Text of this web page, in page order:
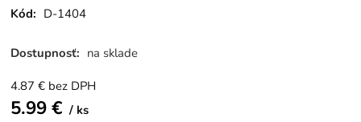
Kód: D-1404
Dostupnosť: na sklade
4.87 € bez DPH
5.99€ ks